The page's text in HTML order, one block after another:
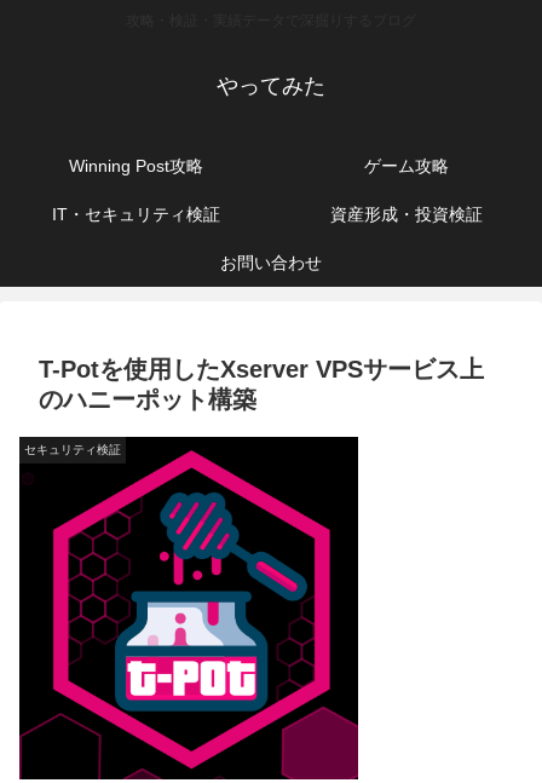
やってみた
Winning Post攻略 ゲーム攻略
IT・セキュリティ検証 資産形成・投資検証
お問い合わせ
T-Potを使用したXserver VPSサービス上
のハニーポット構築
セキュリティ検証